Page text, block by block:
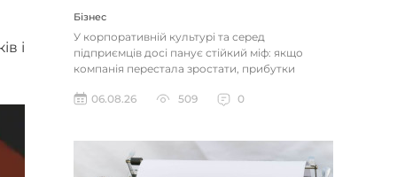
і
Бізнес
У корпоративній культурі та серед
підприємців досі панує стійкий міф: якщо
компанія перестала зростати, прибутки
06.08.26
509 0